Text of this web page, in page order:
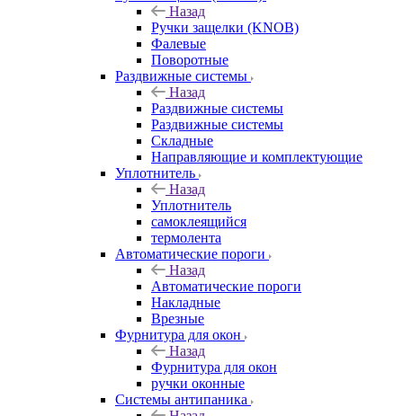
Назад
Ручки защелки (KNOB)
Фалевые
Поворотные
Раздвижные системы
Назад
Раздвижные системы
Раздвижные системы
Складные
Направляющие и комплектующие
Уплотнитель
Назад
Уплотнитель
самоклеящийся
термолента
Автоматические пороги
Назад
Автоматические пороги
Накладные
Врезные
Фурнитура для окон
Назад
Фурнитура для окон
ручки оконные
Системы антипаника